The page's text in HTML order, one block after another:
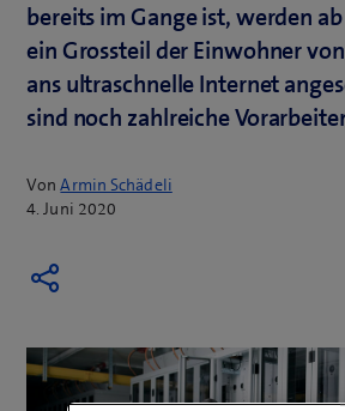
bereits im Gange ist, werden
ein Grossteil der Einwohner
ans ultraschnelle Internet
sind noch zahlreiche
VonArmin Schädeli
4. Juni 2020